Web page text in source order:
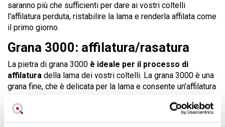
saranno più che sufficienti per dare ai vostri coltelli
l'affilatura perduta, ristabilire la lama e renderla affilata come
il primo giorno.
Grana 3000: affilatura/rasatura
La pietra di grana 3000 è ideale per il processo di
affilatura della lama dei vostri coltelli. La grana 3000 è una
grana fine, che è delicata per la lama e consente un'affilatura
eccezionale.
Grana 8000: lucidatura della lama